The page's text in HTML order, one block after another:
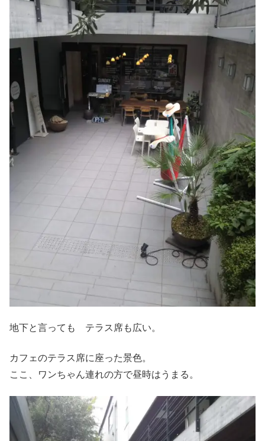
地下と言っても テラス席も広い。
カフェのテラス席に座った景色。
ここ、ワンちゃん連れの方で昼時はうまる。